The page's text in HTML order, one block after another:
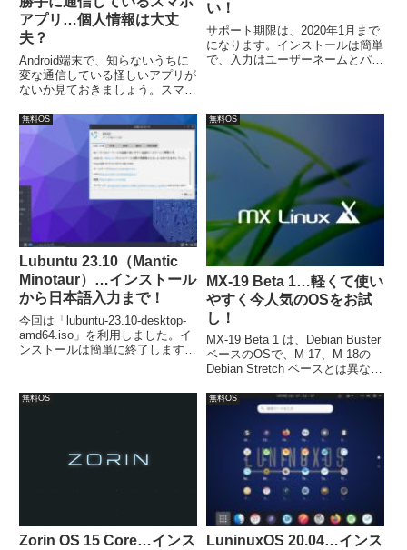
アプリ…個人情報は大丈
夫？
Android端末で、知らないうちに
変な通信している怪しいアプリが
ないか見ておきましょう。スマホ
Android端末のすべてのインター
ネット接続・通信を表示、監視す
ることができるツール「Network
Connections」。
い！
サポート期限は、2020年1月まで
になります。インストールは簡単
で、入力はユーザーネームとパス
は、「fcitx mozc」をターミナル
からインストールが簡単です。
無料OS
Lubuntu 23.10（Mantic
Minotaur）…インストール
から日本語入力まで！
今回は「lubuntu-23.10-desktop-
amd64.iso」を利用しました。イ
ンストールは簡単に終了します
無料OS
MX-19 Beta 1…軽くて使い
やすく今人気のOSをお試
し！
MX-19 Beta 1 は、Debian Buster
ベースのOSで、M-17、M-18の
Debian Stretch ベースとは異なり
「MX-19beta-1_x64.iso」64ビッ
トISOです。
無料OS
Zorin OS 15 Core…インス
無料OS
LuninuxOS 20.04…インス